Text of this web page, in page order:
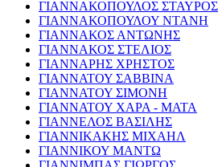
ΓΙΑΝΝΑΚΟΠΟΥΛΟΣ ΣΤΑΥΡΟΣ
ΓΙΑΝΝΑΚΟΠΟΥΛΟΥ ΝΤΑΝΗ
ΓΙΑΝΝΑΚΟΣ ΑΝΤΩΝΗΣ
ΓΙΑΝΝΑΚΟΣ ΣΤΕΛΙΟΣ
ΓΙΑΝΝΑΡΗΣ ΧΡΗΣΤΟΣ
ΓΙΑΝΝΑΤΟΥ ΣΑΒΒΙΝΑ
ΓΙΑΝΝΑΤΟΥ ΣΙΜΟΝΗ
ΓΙΑΝΝΑΤΟΥ ΧΑΡΑ - ΜΑΤΑ
ΓΙΑΝΝΕΛΟΣ ΒΑΣΙΛΗΣ
ΓΙΑΝΝΙΚΑΚΗΣ ΜΙΧΑΗΛ
ΓΙΑΝΝΙΚΟΥ ΜΑΝΤΩ